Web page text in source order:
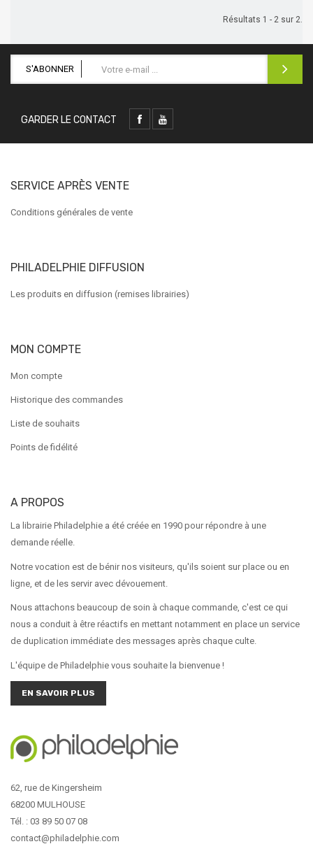
Résultats 1 - 2 sur 2.
S'ABONNER
GARDER LE CONTACT
SERVICE APRÈS VENTE
Conditions générales de vente
PHILADELPHIE DIFFUSION
Les produits en diffusion (remises librairies)
MON COMPTE
Mon compte
Historique des commandes
Liste de souhaits
Points de fidélité
A PROPOS
La librairie Philadelphie a été créée en 1990 pour répondre à une
demande réelle.
Notre vocation est de bénir nos visiteurs, qu'ils soient sur place ou en
ligne, et de les servir avec dévouement.
Nous attachons beaucoup de soin à chaque commande, c'est ce qui
nous a conduit à être réactifs en mettant notamment en place un service
de duplication immédiate des messages après chaque culte.
L'équipe de Philadelphie vous souhaite la bienvenue !
EN SAVOIR PLUS
62, rue de Kingersheim
68200 MULHOUSE
Tél. : 03 89 50 07 08
contact@philadelphie.com